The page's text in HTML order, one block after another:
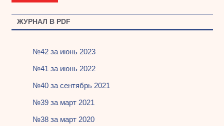
ЖУРНАЛ В PDF
№42 за июнь 2023
№41 за июнь 2022
№40 за сентябрь 2021
№39 за март 2021
№38 за март 2020